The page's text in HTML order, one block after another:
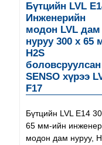
Бүтцийн LVL
Инженерийн
модон LVL дам
нуруу 300 x 65
H2S
боловсруулсан
SENSO хүрээ
F17
Бүтцийн LVL E14
65 мм-ийн
модон дам нуруу,